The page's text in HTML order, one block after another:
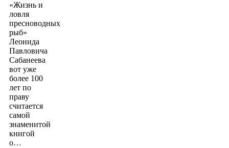
«Жизнь и
ловля
пресноводных
рыб»
Леонида
Павловича
Сабанеева
вот уже
более 100
лет по
праву
считается
самой
знаменитой
книгой
о…